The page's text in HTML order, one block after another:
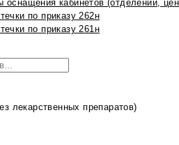
оснащения кабинетов (отделений,
по приказу 262н
по приказу 261н
лекарственных препаратов)